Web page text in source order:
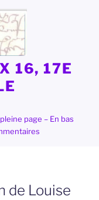
16, 17E
page – En bas
de Louise